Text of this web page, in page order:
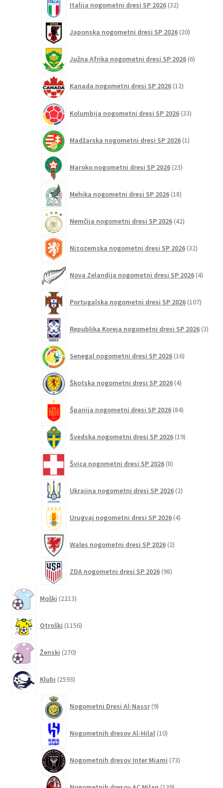
Italija nogometni dresi SP 2026 32izdelkov
Japonska nogometni dresi SP 2026 20izdelkov
Južna Afrika nogometni dresi SP 2026 6izdelkov
Kanada nogometni dresi SP 2026 12izdelkov
Kolumbija nogometni dresi SP 2026 33izdelkov
Madžarska nogometni dresi SP 2026 1izdelek
Maroko nogometni dresi SP 2026 23izdelkov
Mehika nogometni dresi SP 2026 18izdelkov
Nemčija nogometni dresi SP 2026 42izdelkov
Nizozemska nogometni dresi SP 2026 32izdelkov
Nova Zelandija nogometni dresi SP 2026 4izdelki
Portugalska nogometni dresi SP 2026 107
Republika Koreja nogometni dresi SP 2026 3
Senegal nogometni dresi SP 2026 16izdelkov
Škotska nogometni dresi SP 2026 4izdelki
Španija nogometni dresi SP 2026 84izdelkov
Švedska nogometni dresi SP 2026 19izdelkov
Švica nogometni dresi SP 2026 8izdelkov
Ukrajina nogometni dresi SP 2026 2izdelka
Urugvaj nogometni dresi SP 2026 4izdelki
Wales nogometni dresi SP 2026 2izdelka
ZDA nogometni dresi SP 2026 98izdelkov
Moški 2213izdelkov
Otroški 1156izdelkov
Ženski 270izdelkov
Klubi 2593izdelkov
Nogometni Dresi Al-Nassr 9izdelkov
Nogometnih dresov Al-Hilal 10izdelkov
Nogometnih dresov Inter Miami 73izdelkov